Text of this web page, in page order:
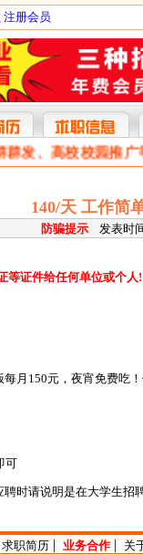
注册会员
群发、高校校园推
140/天 工作简
防骗提示 发表时
等证件给任何单位或个人!
月150元，夜宵免费吃
可
聘时请说明是在大学生招
求职简历| 业务合作| 关